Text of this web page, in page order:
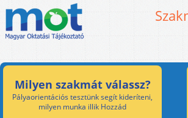
Milyen szakmát válassz?
Pályaorientációs tesztünk segít kideríteni,
milyen munka illik Hozzád